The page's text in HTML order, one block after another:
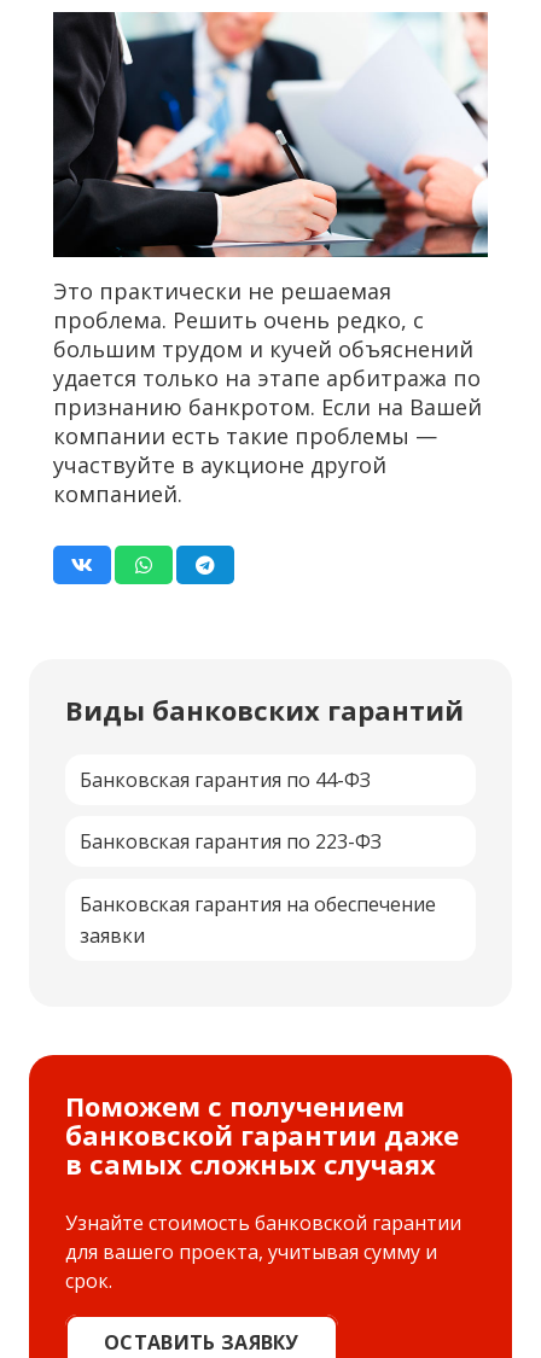
Это практически не решаемая
проблема. Решить очень редко, с
большим трудом и кучей объяснений
удается только на этапе арбитража по
признанию банкротом. Если на Вашей
компании есть такие проблемы —
участвуйте в аукционе другой
компанией.
Виды банковских гарантий
Банковская гарантия по 44-ФЗ
Банковская гарантия по 223-ФЗ
Банковская гарантия на обеспечение
заявки
Поможем с получением
банковской гарантии даже
в самых сложных случаях
Узнайте стоимость банковской гарантии
для вашего проекта, учитывая сумму и
срок.
ОСТАВИТЬ ЗАЯВКУ